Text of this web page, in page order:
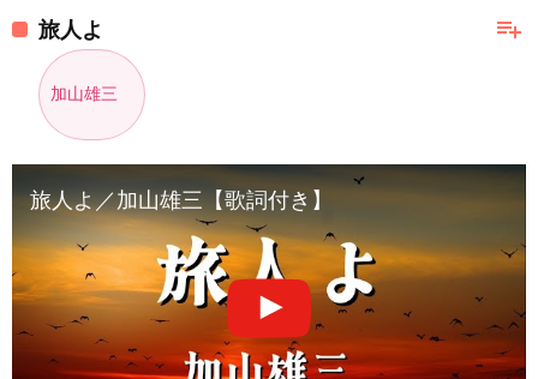
playlist_add
旅人よ
加山雄三
旅人よ／加山雄三【歌詞付き】